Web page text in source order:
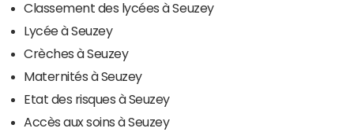
Classement des lycées à Seuzey
Lycée à Seuzey
Crèches à Seuzey
Maternités à Seuzey
Etat des risques à Seuzey
Accès aux soins à Seuzey